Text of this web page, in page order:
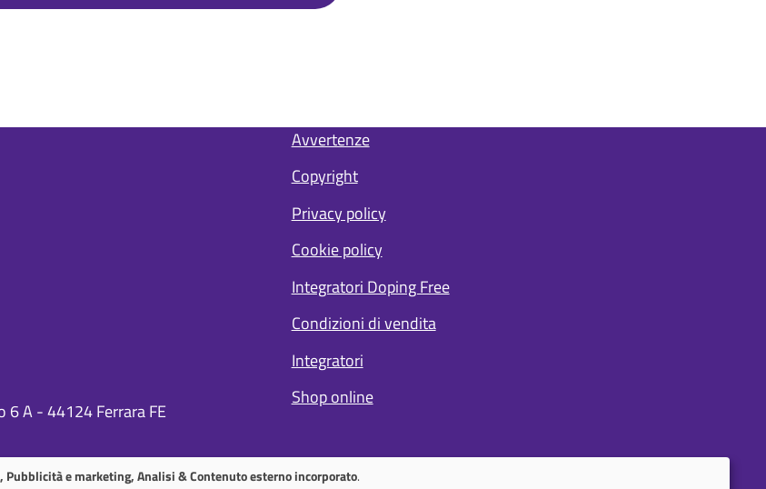
A - 44124 Ferrara FE
S
i
e
m
a
p
Avvertenze
Copyright
Privacy policy
Cookie policy
Integratori Doping Free
Condizioni di vendita
Integratori
Shop online
Pubblicità e marketing, Analisi & Contenuto esterno incorporato.